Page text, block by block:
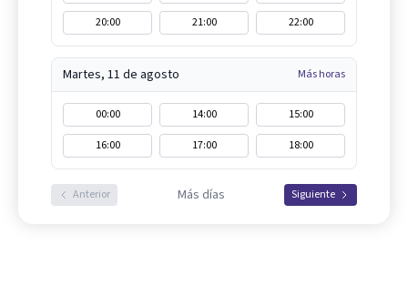
20:00
21:00 22:00
Martes, 11 de agosto Más horas
00:00 14:00
15:00
16:00
17:00 18:00
Anterior Más días Siguiente